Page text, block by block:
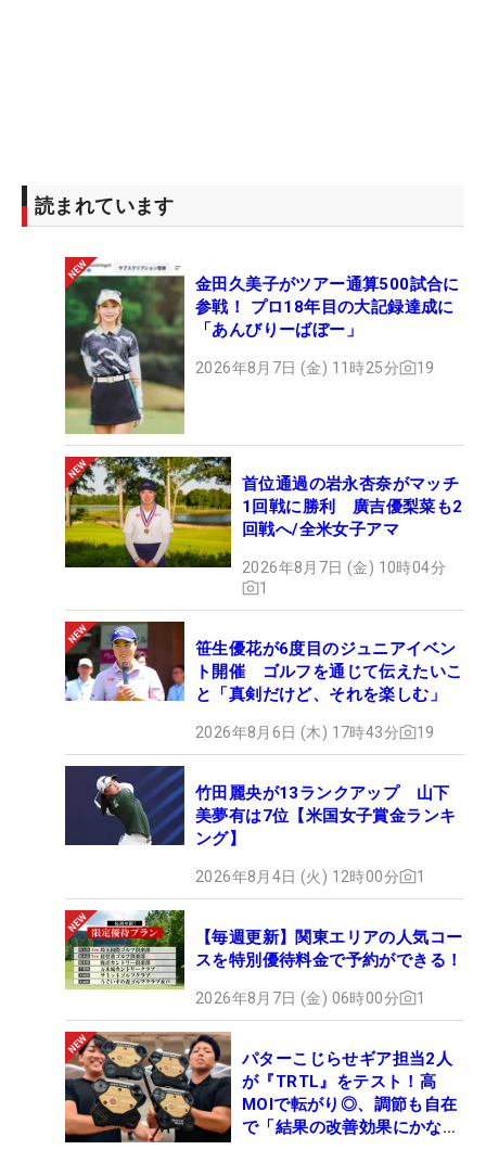
読まれています
金田久美子がツアー通算500試合に
参戦！ プロ18年目の大記録達成に
「あんびりーばぼー」
2026年8月7日 (金) 11時25分 19
首位通過の岩永杏奈がマッチ
1回戦に勝利 廣吉優梨菜も2
回戦へ/全米女子アマ
2026年8月7日 (金) 10時04分
1
笹生優花が6度目のジュニアイベン
ト開催 ゴルフを通じて伝えたいこ
と「真剣だけど、それを楽しむ」
2026年8月6日 (木) 17時43分 19
竹田麗央が13ランクアップ 山下
美夢有は7位【米国女子賞金ランキ
ング】
2026年8月4日 (火) 12時00分 1
【毎週更新】関東エリアの人気コー
スを特別優待料金で予約ができる！
2026年8月7日 (金) 06時00分 1
パターこじらせギア担当2人
が『TRTL』をテスト！高
MOIで転がり◎、調節も自在
で「結果の改善効果にかなり